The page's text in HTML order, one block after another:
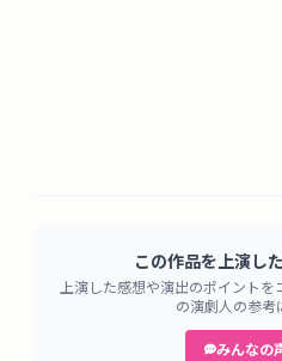
この作品を上演し
上演した感想や演出のポイント
の演劇人の参考
みんなの